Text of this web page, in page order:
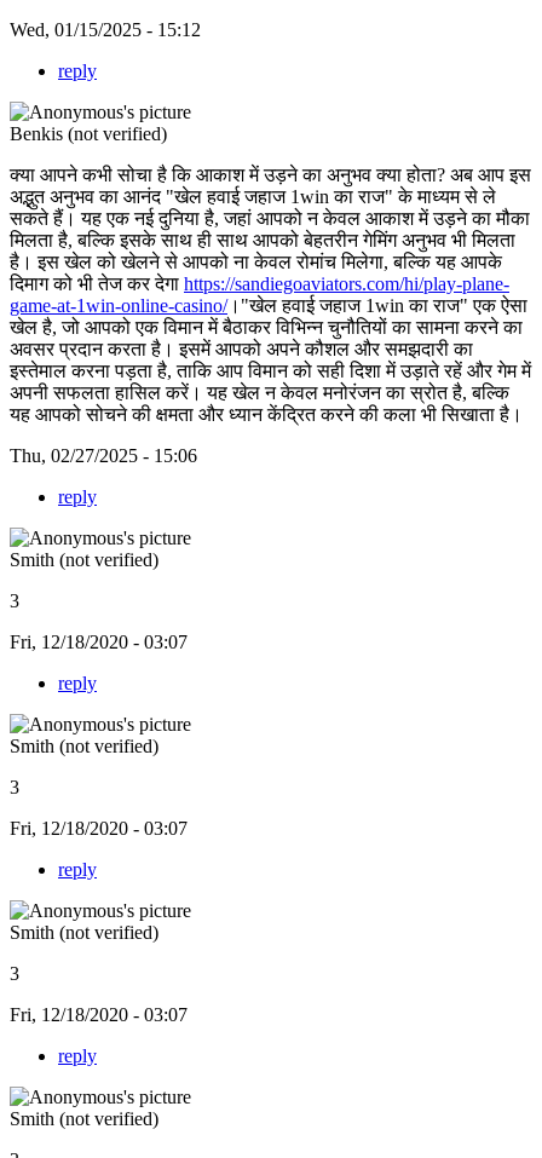
Wed, 01/15/2025 - 15:12
reply
Benkis (not verified)
क्या आपने कभी सोचा है कि आकाश में उड़ने का अनुभव क्या होता? अब आप इस
अद्भुत अनुभव का आनंद "खेल हवाई जहाज 1win का राज" के माध्यम से ले
सकते हैं। यह एक नई दुनिया है, जहां आपको न केवल आकाश में उड़ने का मौका
मिलता है, बल्कि इसके साथ ही साथ आपको बेहतरीन गेमिंग अनुभव भी मिलता
है। इस खेल को खेलने से आपको ना केवल रोमांच मिलेगा, बल्कि यह आपके
दिमाग को भी तेज कर देगा https://sandiegoaviators.com/hi/play-plane-
game-at-1win-online-casino/।"खेल हवाई जहाज 1win का राज" एक ऐसा
खेल है, जो आपको एक विमान में बैठाकर विभिन्न चुनौतियों का सामना करने का
अवसर प्रदान करता है। इसमें आपको अपने कौशल और समझदारी का
इस्तेमाल करना पड़ता है, ताकि आप विमान को सही दिशा में उड़ाते रहें और गेम में
अपनी सफलता हासिल करें। यह खेल न केवल मनोरंजन का स्रोत है, बल्कि
यह आपको सोचने की क्षमता और ध्यान केंद्रित करने की कला भी सिखाता है।
Thu, 02/27/2025 - 15:06
reply
Smith (not verified)
3
Fri, 12/18/2020 - 03:07
reply
Smith (not verified)
3
Fri, 12/18/2020 - 03:07
reply
Smith (not verified)
3
Fri, 12/18/2020 - 03:07
reply
Smith (not verified)